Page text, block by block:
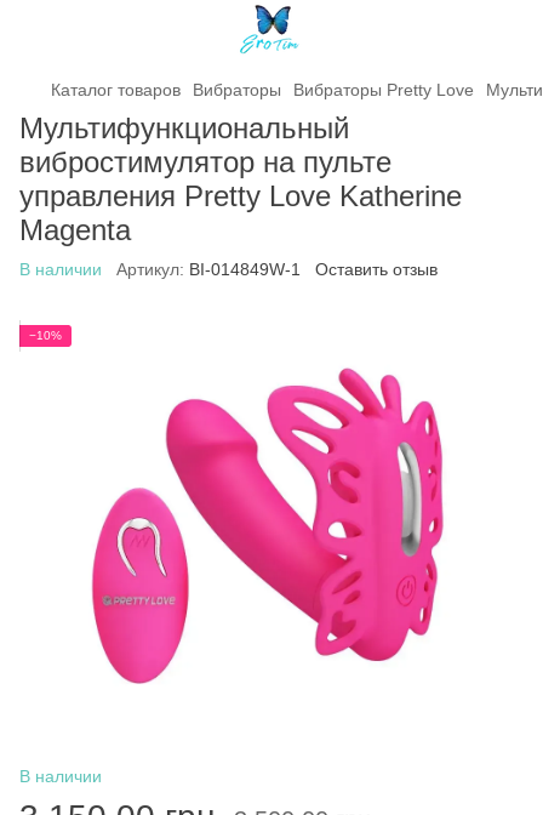
Каталог товаров Вибраторы Вибраторы Pretty Love
Мультифункциональный
вибростимулятор на пульте
управления Pretty Love Katherine
Magenta
В наличии Артикул: BI-014849W-1 Оставить отзыв
−10%
В наличии